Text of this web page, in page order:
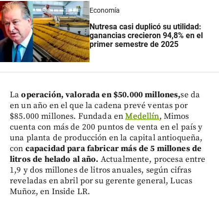
Economía
Nutresa casi duplicó su utilidad:
ganancias crecieron 94,8% en el
primer semestre de 2025
Laoperación, valorada en $50.000 millones,se da
en un año en el que la cadena prevé ventas por
$85.000 millones. Fundada enMedellín, Mimos
cuenta con más de 200 puntos de venta en el país y
una planta de producción en la capital antioqueña,
con capacidad para fabricar más de 5 millones de
litros de helado al año. Actualmente, procesa entre
1,9 y dos millones de litros anuales, según cifras
reveladas en abril por su gerente general, Lucas
Muñoz, en Inside LR.